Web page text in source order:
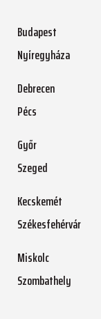
Budapest
Nyíregyháza
Debrecen
Pécs
Győr
Szeged
Kecskemét
Székesfehérvár
Miskolc
Szombathely